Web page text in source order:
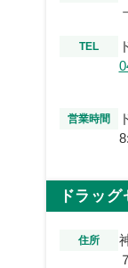
TEL
営業時間
ドラッ
住所